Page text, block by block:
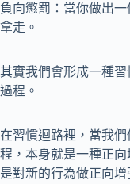
負向懲罰：當你做出
拿走。
其實我們會形成一種
過程。
在習慣迴路裡，當我
程，本身就是一種正
是對新的行為做正向